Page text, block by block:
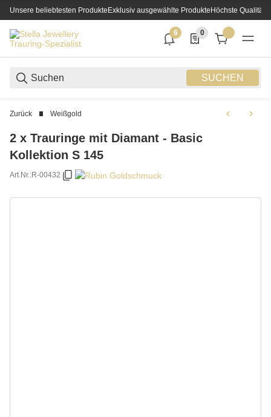
Unsere beliebtesten ProdukteExklusiv ausgewählte ProdukteHöchste Qualität
SUCHEN
6
6 neue Notifizierungen
0
0 Produkte in der
Zurück Weißgold
2 x Trauringe mit Diamant - Basic
Kollektion S 145
Art.Nr.:R-00432